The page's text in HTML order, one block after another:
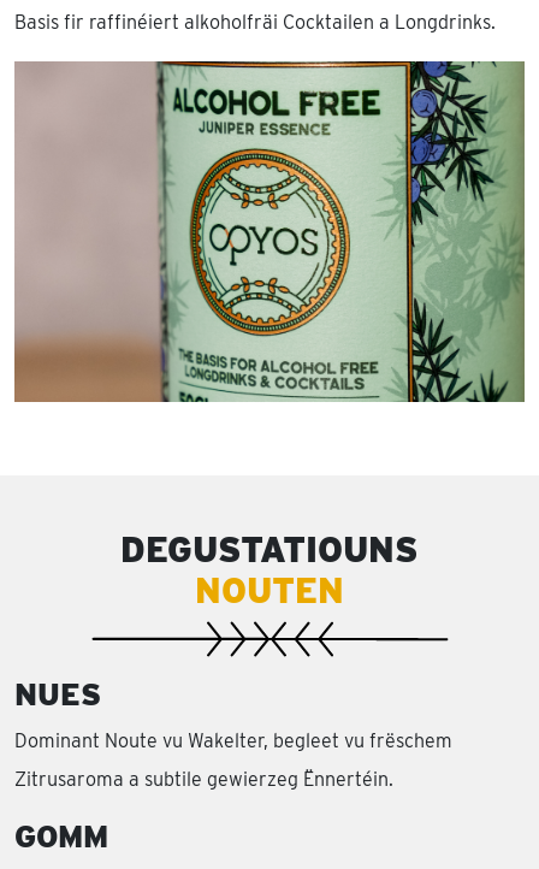
Basis fir raffinéiert alkoholfräi Cocktailen a Longdrinks.
DEGUSTATIOUNS
NOUTEN
NUES
Dominant Noute vu Wakelter, begleet vu frëschem
Zitrusaroma a subtile gewierzeg Ënnertéin.
GOMM